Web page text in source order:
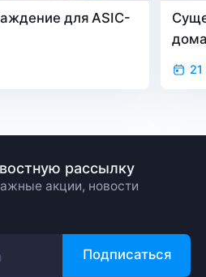
для ASIC-
рассылку
акции, новости
Подписаться